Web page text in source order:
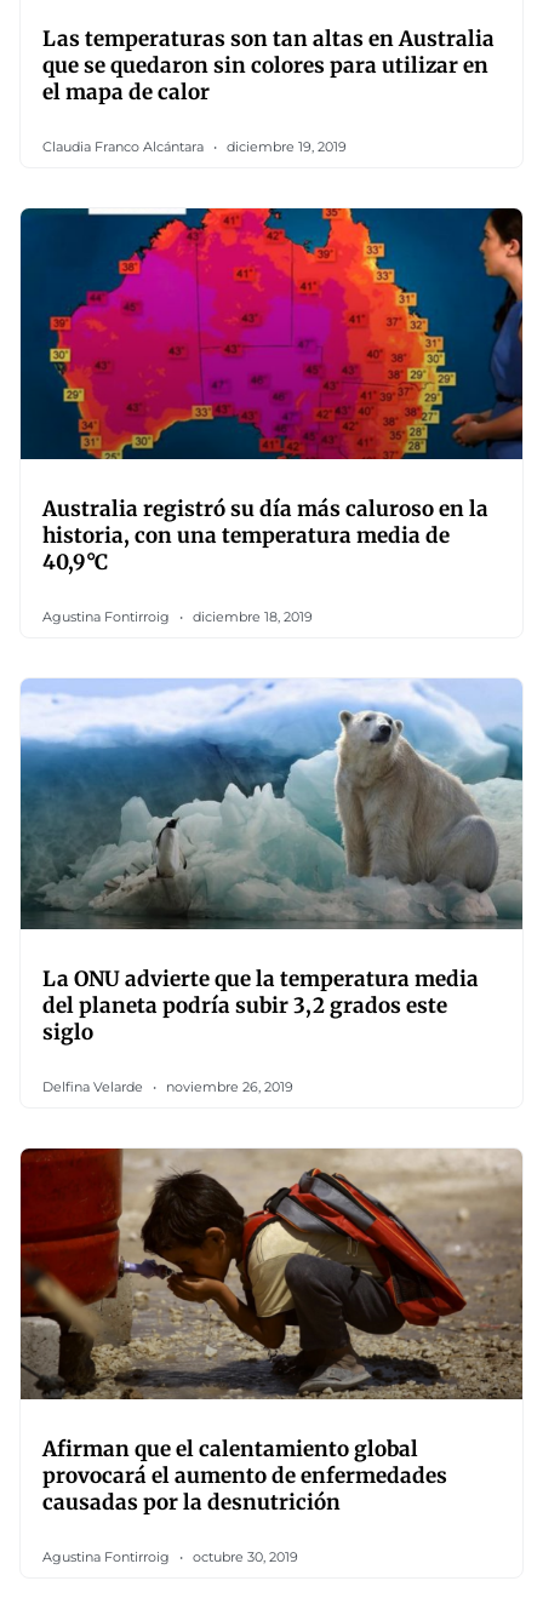
Las temperaturas son tan altas en Australia
que se quedaron sin colores para utilizar en
el mapa de calor
Claudia Franco Alcántara diciembre 19, 2019
Australia registró su día más caluroso en la
historia, con una temperatura media de
40,9°C
Agustina Fontirroig diciembre 18, 2019
La ONU advierte que la temperatura media
del planeta podría subir 3,2 grados este
siglo
Delfina Velarde noviembre 26, 2019
Afirman que el calentamiento global
provocará el aumento de enfermedades
causadas por la desnutrición
Agustina Fontirroig octubre 30, 2019